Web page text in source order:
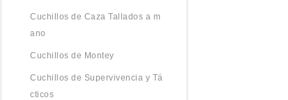
Cuchillos de Caza Tallados a m
ano
Cuchillos de Montey
Cuchillos de Supervivencia y Tá
cticos